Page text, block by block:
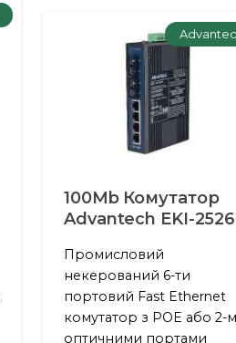
100Mb Комутатор
Advantech EKI-2526
Промисловий
некерований 6-ти
портовий Fast Ethernet
комутатор з POE або 2-
оптичними портами